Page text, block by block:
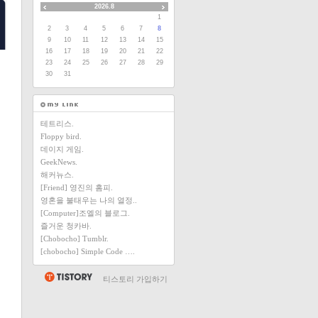
2026.8
1
2
3 4 5 6 7
8
9
10 11 12 13 14
15
16
17 18 19 20 21
22
23
24 25 26 27 28
29
30
31
테트리스.
Floppy bird.
데이지 게임.
GeekNews.
해커뉴스.
[Friend] 영진의 홈피.
영혼을 불태우는 나의 열정..
[Computer]조엘의 블로그.
즐거운 청카바.
[Chobocho] Tumblr.
[chobocho] Simple Code ….
티스토리 가입하기